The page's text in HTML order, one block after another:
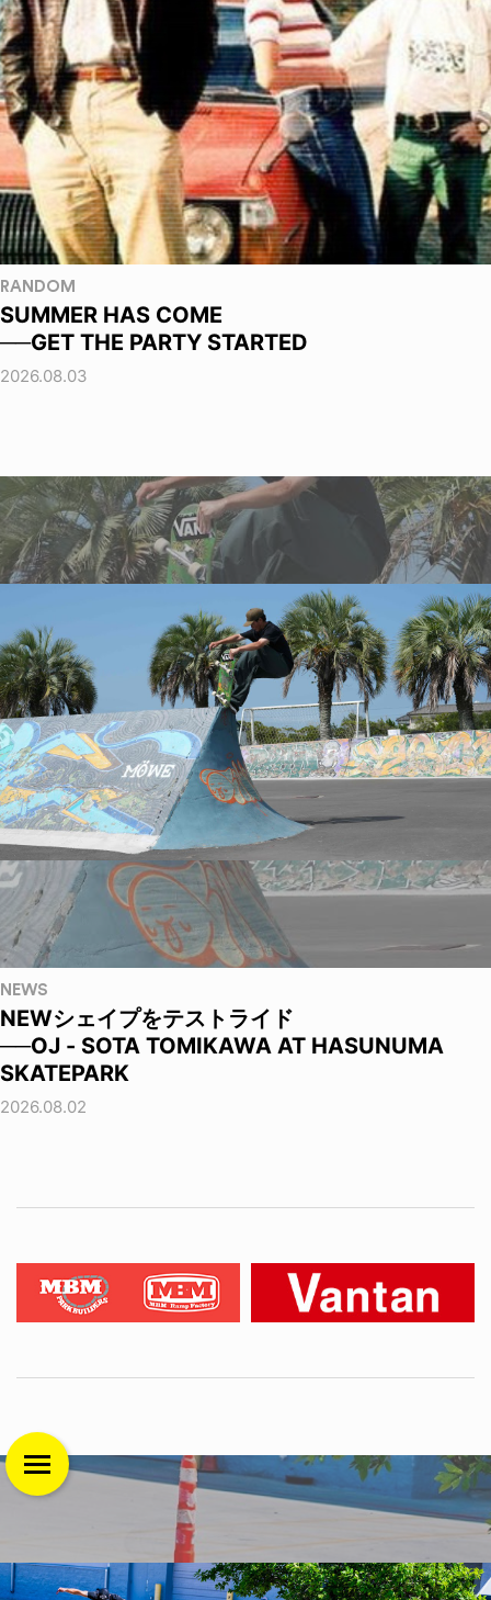
RANDOM
SUMMER HAS COME
──GET THE PARTY STARTED
2026.08.03
NEWS
NEWシェイプをテストライド
──OJ - SOTA TOMIKAWA AT HASUNUMA
SKATEPARK
2026.08.02